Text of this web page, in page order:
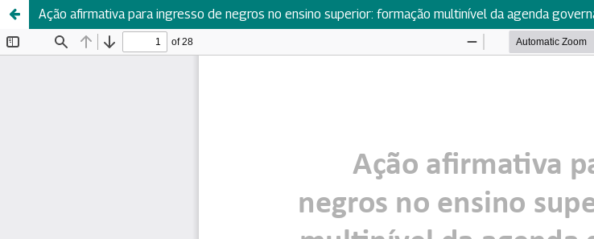
Ação afirmativa para ingresso de negros no ensino superior: formação multinível da agenda